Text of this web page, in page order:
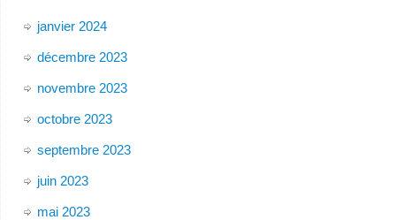
janvier 2024
décembre 2023
novembre 2023
octobre 2023
septembre 2023
juin 2023
mai 2023